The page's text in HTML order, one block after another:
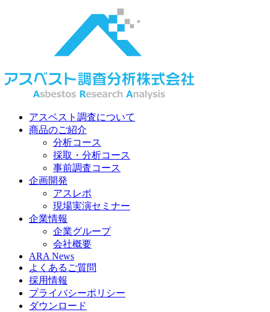
アスベスト調査について
商品のご紹介
分析コース
採取・分析コース
事前調査コース
企画開発
アスレポ
現場実演セミナー
企業情報
企業グループ
会社概要
ARA News
よくあるご質問
採用情報
プライバシーポリシー
ダウンロード